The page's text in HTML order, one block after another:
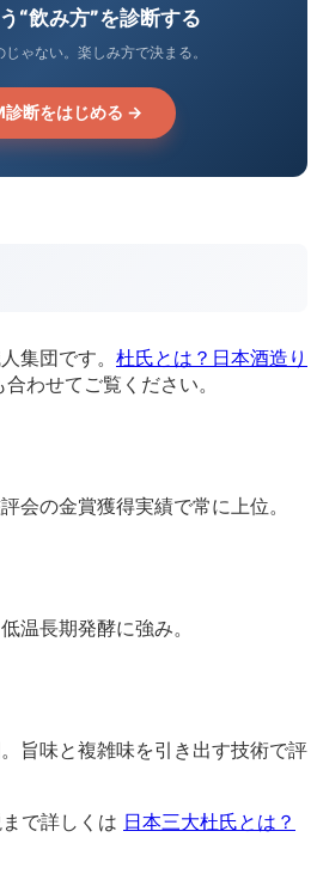
“飲み方”を診断する
ゃない。楽しみ方で決まる。
診断をはじめる →
集団です。 杜氏とは？日本酒造り
合わせてご覧ください。
会の金賞獲得実績で常に上位。
温長期発酵に強み。
旨味と複雑味を引き出す技術で評
で詳しくは 日本三大杜氏とは？